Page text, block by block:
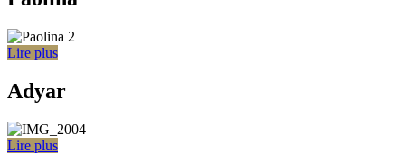
Lire plus
Adyar
Lire plus